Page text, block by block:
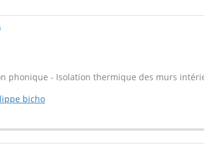
phonique - Isolation thermique des murs
bicho